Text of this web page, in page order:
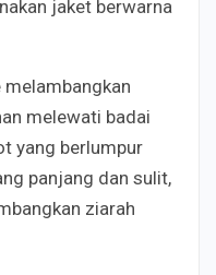
jaket berwarna
melewati badai
yang berlumpur
panjang dan sulit,
ziarah